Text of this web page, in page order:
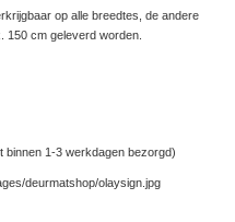
op alle breedtes, de andere
150 cm geleverd worden.
binnen 1-3 werkdagen bezorgd)